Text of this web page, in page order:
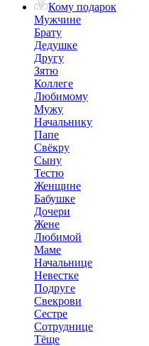
Кому подарок
Мужчине
Брату
Дедушке
Другу
Зятю
Коллеге
Любимому
Мужу
Начальнику
Папе
Свёкру
Сыну
Тестю
Женщине
Бабушке
Дочери
Жене
Любимой
Маме
Начальнице
Невестке
Подруге
Свекрови
Сестре
Сотруднице
Тёще